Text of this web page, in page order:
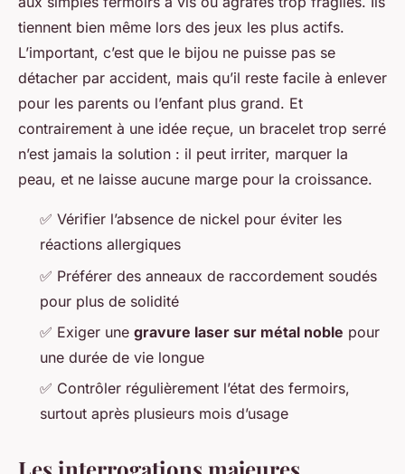
tiennent bien même lors des jeux les plus actifs.
L’important, c’est que le bijou ne puisse pas se
détacher par accident, mais qu’il reste facile à enlever
pour les parents ou l’enfant plus grand. Et
contrairement à une idée reçue, un bracelet trop serré
n’est jamais la solution : il peut irriter, marquer la
peau, et ne laisse aucune marge pour la croissance.
✅ Vérifier l’absence de nickel pour éviter les
réactions allergiques
✅ Préférer des anneaux de raccordement soudés
pour plus de solidité
✅ Exiger une gravure laser sur métal noble pour
une durée de vie longue
✅ Contrôler régulièrement l’état des fermoirs,
surtout après plusieurs mois d’usage